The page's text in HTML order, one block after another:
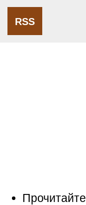
RSS
Прочитайте